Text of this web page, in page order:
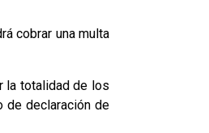
cobrar una multa
la totalidad de los
de declaración de